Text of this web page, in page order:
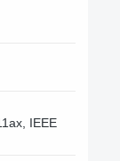
IEEE